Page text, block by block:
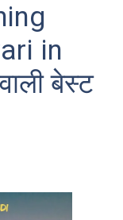
in
बेस्ट